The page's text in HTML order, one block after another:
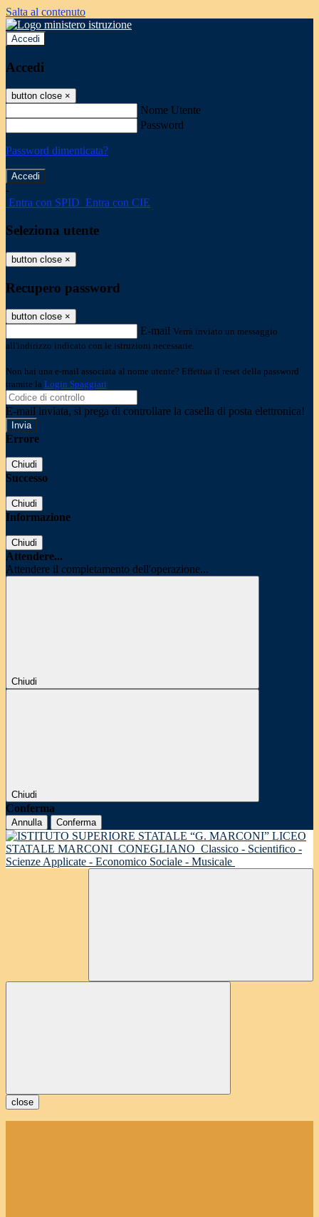
Salta al contenuto
Accedi
Accedi
button close ×
Nome Utente
Password
Password dimenticata?
-
Entra con SPID Entra con CIE
Seleziona utente
button close ×
Recupero password
button close ×
E-mail Verrà inviato un messaggio
all'indirizzo indicato con le istruzioni necessarie.
Non hai una e-mail associata al nome utente? Effettua il reset della password
tramite la Login Spaggiari
E-mail inviata, si prega di controllare la casella di posta elettronica!
Errore
Chiudi
Successo
Chiudi
Informazione
Chiudi
Attendere...
Attendere il completamento dell'operazione...
Chiudi
Chiudi
Conferma
Annulla Conferma
LICEO
STATALE MARCONI CONEGLIANO Classico - Scientifico -
Scienze Applicate - Economico Sociale - Musicale
close